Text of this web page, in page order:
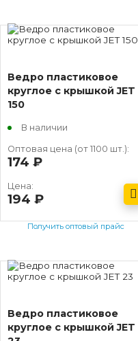
Ведро пластиковое
круглое с крышкой JET
150
В наличии
Оптовая цена (от 1100 шт.):
174
Цена:
194
Получить оптовый прайс
Ведро пластиковое
круглое с крышкой JET